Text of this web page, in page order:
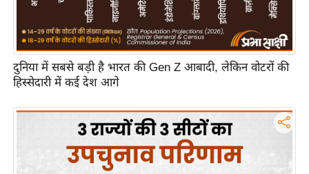
2
0
2
6
क्रा
म
दुनिया में सबसे बड़ी है भारत की Gen Z आबादी, लेकिन वोटरों की
हिस्सेदारी में कई देश आगे